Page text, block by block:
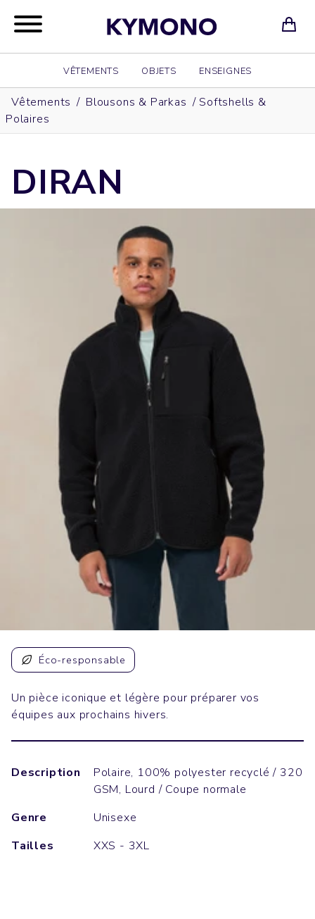
VÊTEMENTS OBJETS ENSEIGNES
Vêtements / Blousons & Parkas / Softshells &
Polaires
DIRAN
Éco-responsable
Un pièce iconique et légère pour préparer vos
équipes aux prochains hivers.
Description
Polaire, 100% polyester recyclé / 320
GSM, Lourd / Coupe normale
Genre
Unisexe
Tailles
XXS - 3XL